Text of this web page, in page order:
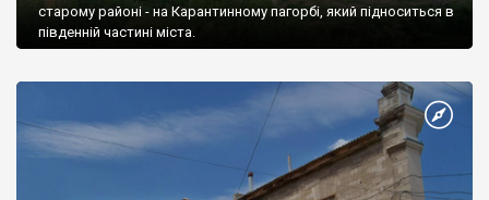
старому районі - на Карантинному пагорбі, який підноситься в
південній частині міста.